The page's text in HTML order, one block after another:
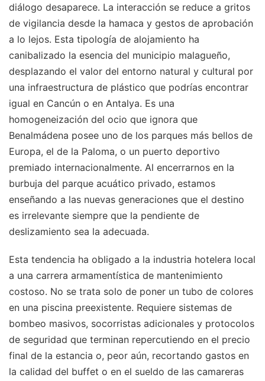
diálogo desaparece. La interacción se reduce a gritos
de vigilancia desde la hamaca y gestos de aprobación
a lo lejos. Esta tipología de alojamiento ha
canibalizado la esencia del municipio malagueño,
desplazando el valor del entorno natural y cultural por
una infraestructura de plástico que podrías encontrar
igual en Cancún o en Antalya. Es una
homogeneización del ocio que ignora que
Benalmádena posee uno de los parques más bellos de
Europa, el de la Paloma, o un puerto deportivo
premiado internacionalmente. Al encerrarnos en la
burbuja del parque acuático privado, estamos
enseñando a las nuevas generaciones que el destino
es irrelevante siempre que la pendiente de
deslizamiento sea la adecuada.
Esta tendencia ha obligado a la industria hotelera local
a una carrera armamentística de mantenimiento
costoso. No se trata solo de poner un tubo de colores
en una piscina preexistente. Requiere sistemas de
bombeo masivos, socorristas adicionales y protocolos
de seguridad que terminan repercutiendo en el precio
final de la estancia o, peor aún, recortando gastos en
la calidad del buffet o en el sueldo de las camareras